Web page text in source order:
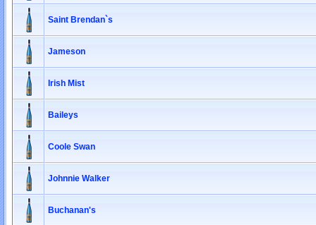
Saint Brendan`s
Jameson
Irish Mist
Baileys
Coole Swan
Johnnie Walker
Buchanan's